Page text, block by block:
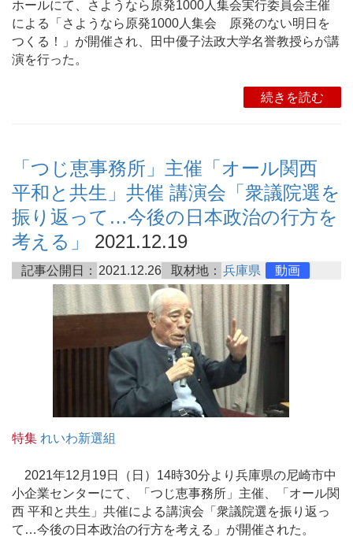
ホールにて、さようなら原発1000人集会実行委員会主催
による「さようなら原発1000人集会 原発のない明日を
つくる！」が開催され、田中優子法政大学名誉教授らが講
演を行った。
続きを読む
「つじ恵事務所」主催「オール関西
平和と共生」共催 講演会「衆議院選を
振り返って…今後の日本政治の行方を
考える」
2021.12.19
記事公開日： 2021.12.26 取材地： 兵庫県 動画
特集 れいわ新選組
2021年12月19日（日）14時30分より兵庫県の尼崎市中
小企業センターにて、「つじ恵事務所」主催、「オール関
西 平和と共生」共催による講演会「衆議院選を振り返っ
て…今後の日本政治の行方を考える」が開催された。